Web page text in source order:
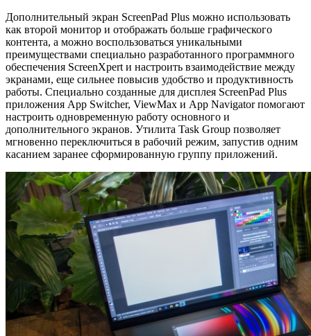
Дополнительный экран ScreenPad Plus можно использовать
как второй монитор и отображать больше графического
контента, а можно воспользоваться уникальными
преимуществами специально разработанного программного
обеспечения ScreenXpert и настроить взаимодействие между
экранами, еще сильнее повысив удобство и продуктивность
работы. Специально созданные для дисплея ScreenPad Plus
приложения App Switcher, ViewMax и App Navigator помогают
настроить одновременную работу основного и
дополнительного экранов. Утилита Task Group позволяет
мгновенно переключиться в рабочий режим, запустив одним
касанием заранее сформированную группу приложений.